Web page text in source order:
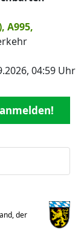
A995,
04:59 Uhr
der